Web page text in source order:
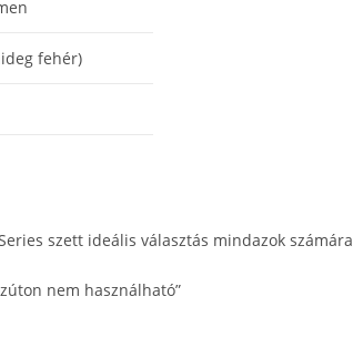
fehér)
szett ideális választás mindazok
nem használható”